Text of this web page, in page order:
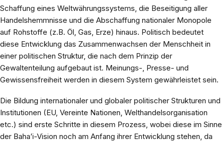
Schaffung eines Weltwährungssystems, die Beseitigung aller
Handelshemmnisse und die Abschaffung nationaler Monopole
auf Rohstoffe (z.B. Öl, Gas, Erze) hinaus. Politisch bedeutet
diese Entwicklung das Zusammenwachsen der Menschheit in
einer politischen Struktur, die nach dem Prinzip der
Gewaltenteilung aufgebaut ist. Meinungs-, Presse- und
Gewissensfreiheit werden in diesem System gewährleistet sein.
Die Bildung internationaler und globaler politischer Strukturen und
Institutionen (EU, Vereinte Nationen, Welthandelsorganisation
etc.) sind erste Schritte in diesem Prozess, wobei diese im Sinne
der Baha’i-Vision noch am Anfang ihrer Entwicklung stehen, da